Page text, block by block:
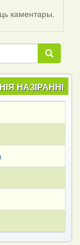
каментары.
Пошук
Пошук
НАЗІРАННІ